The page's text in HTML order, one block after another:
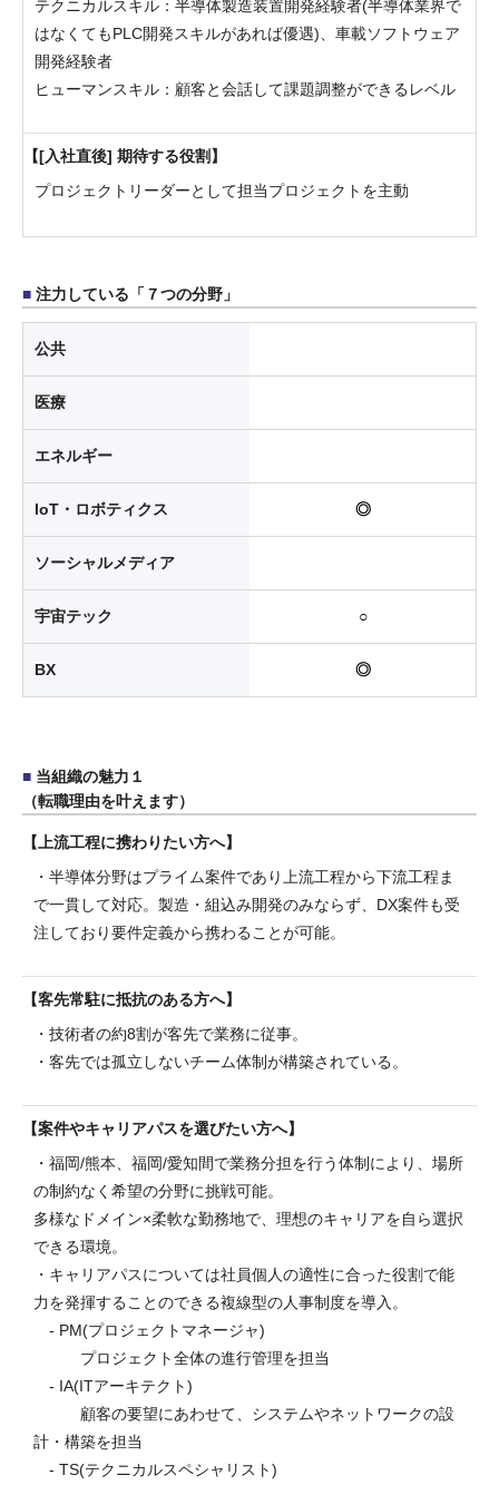
テクニカルスキル：半導体製造装置開発経験者(半導体業界で
はなくてもPLC開発スキルがあれば優遇)、車載ソフトウェア
開発経験者
ヒューマンスキル：顧客と会話して課題調整ができるレベル
[入社直後] 期待する役割
プロジェクトリーダーとして担当プロジェクトを主動
注力している「７つの分野」
公共
医療
エネルギー
loT・ロボティクス ◎
ソーシャルメディア
宇宙テック ○
BX ◎
当組織の魅力１
（転職理由を叶えます）
上流工程に携わりたい方へ
・半導体分野はプライム案件であり上流工程から下流工程ま
で一貫して対応。製造・組込み開発のみならず、DX案件も受
注しており要件定義から携わることが可能。
客先常駐に抵抗のある方へ
・技術者の約8割が客先で業務に従事。
・客先では孤立しないチーム体制が構築されている。
案件やキャリアパスを選びたい方へ
・福岡/熊本、福岡/愛知間で業務分担を行う体制により、場所
の制約なく希望の分野に挑戦可能。
多様なドメイン×柔軟な勤務地で、理想のキャリアを自ら選択
できる環境。
・キャリアパスについては社員個人の適性に合った役割で能
力を発揮することのできる複線型の人事制度を導入。
- PM(プロジェクトマネージャ)
プロジェクト全体の進行管理を担当
- IA(ITアーキテクト)
顧客の要望にあわせて、システムやネットワークの設
計・構築を担当
- TS(テクニカルスペシャリスト)